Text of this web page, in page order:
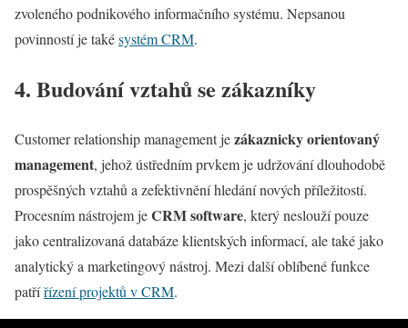
zvoleného podnikového informačního systému. Nepsanou
povinností je takésystém CRM.
4. Budování vztahů se zákazníky
Customer relationship management jezákaznicky orientovaný
management, jehož ústředním prvkem je udržování dlouhodobě
prospěšných vztahů a zefektivnění hledání nových příležitostí.
Procesním nástrojem jeCRM software, který neslouží pouze
jako centralizovaná databáze klientských informací, ale také jako
analytický a marketingový nástroj. Mezi další oblíbené funkce
patřířízení projektů v CRM.